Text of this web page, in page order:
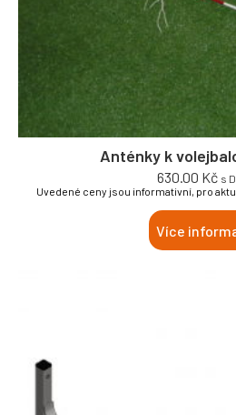
Anténky k
630.00 Kč s
Uvedené ceny jsou informativní, pro
Více